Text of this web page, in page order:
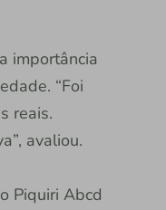
importância
“Foi
reais.
avaliou.
Piquiri Abcd